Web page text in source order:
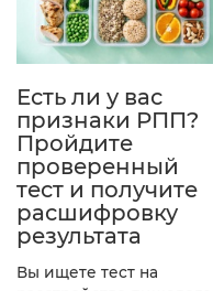
Есть ли у вас
признаки РПП?
Пройдите
проверенный
тест и получите
расшифровку
результата
Вы ищете тест на